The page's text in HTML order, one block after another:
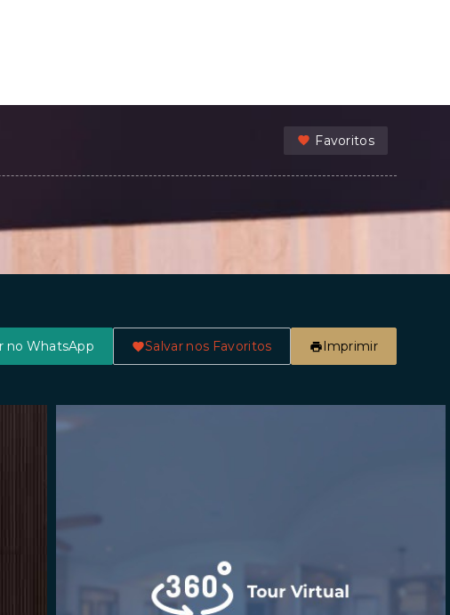
Favoritos
no WhatsApp Salvar nos Favoritos Imprimir